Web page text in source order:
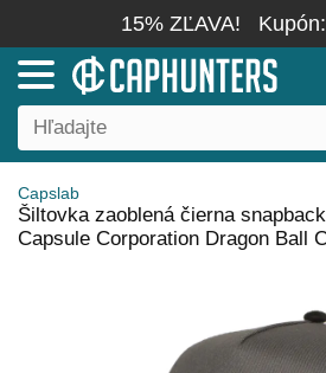
15% ZĽAVA! Kupón:
Capslab
Šiltovka zaoblená čierna
Capsule Corporation Dragon Ball